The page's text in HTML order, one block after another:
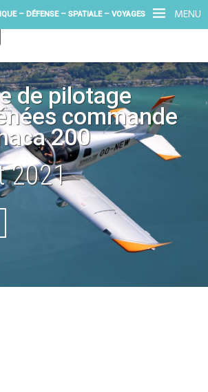
MENU
– DÉFENSE – SPATIALE – VOYAGES
de pilotage
commande
200
2021